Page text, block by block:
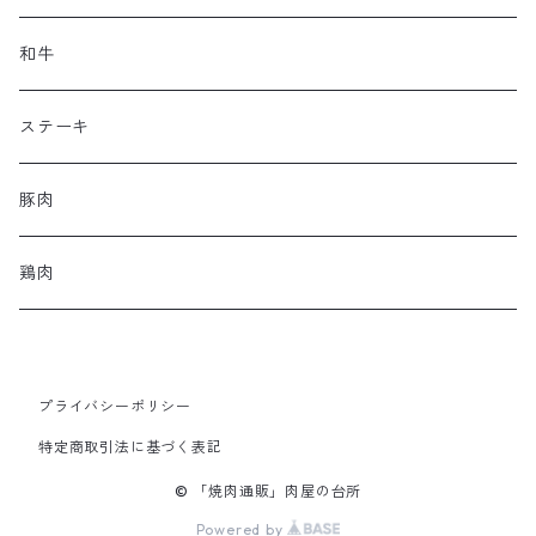
和牛
ステーキ
豚肉
鶏肉
プライバシーポリシー
特定商取引法に基づく表記
© 「焼肉通販」肉屋の台所
Powered by